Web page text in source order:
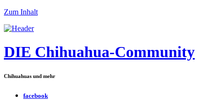
Zum Inhalt
DIE Chihuahua-Community
Chihuahuas und mehr
facebook